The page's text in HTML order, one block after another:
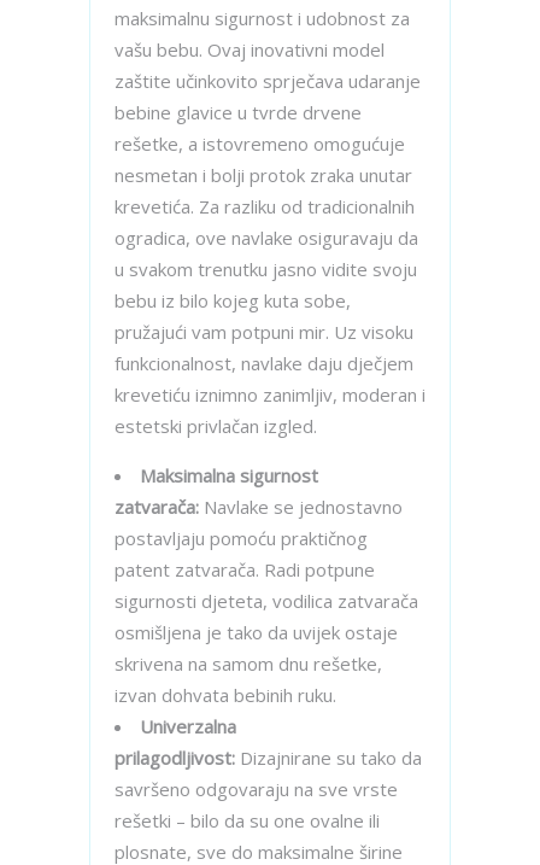
maksimalnu sigurnost i udobnost za
vašu bebu. Ovaj inovativni model
zaštite učinkovito sprječava udaranje
bebine glavice u tvrde drvene
rešetke, a istovremeno omogućuje
nesmetan i bolji protok zraka unutar
krevetića. Za razliku od tradicionalnih
ogradica, ove navlake osiguravaju da
u svakom trenutku jasno vidite svoju
bebu iz bilo kojeg kuta sobe,
pružajući vam potpuni mir. Uz visoku
funkcionalnost, navlake daju dječjem
krevetiću iznimno zanimljiv, moderan i
estetski privlačan izgled.
Maksimalna sigurnost
zatvarača: Navlake se jednostavno
postavljaju pomoću praktičnog
patent zatvarača. Radi potpune
sigurnosti djeteta, vodilica zatvarača
osmišljena je tako da uvijek ostaje
skrivena na samom dnu rešetke,
izvan dohvata bebinih ruku.
Univerzalna
prilagodljivost: Dizajnirane su tako da
savršeno odgovaraju na sve vrste
rešetki – bilo da su one ovalne ili
plosnate, sve do maksimalne širine